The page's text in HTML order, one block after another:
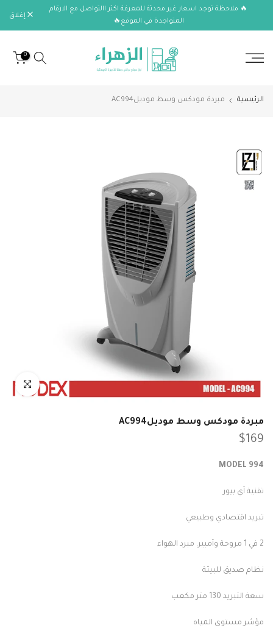
الانتقال🔥 ملاحظة توجد اسعار غير محدثة للمعرفة اكثر االتواصل مع الارقام
المتواجدة في الموقع🔥
إغلاق
0
الرئيسية مبردة مودكس وسط موديلAC994
انقر للتكبير
مبردة مودكس وسط موديلAC994
$169
MODEL 994
تقنية آي بيور
تبريد اقتصادي وطبيعي
2 في 1 مروحة وأمبير. مبرد الهواء
نظام صديق للبيئة
سعة التبريد 130 متر مكعب
مؤشر مستوى المياه